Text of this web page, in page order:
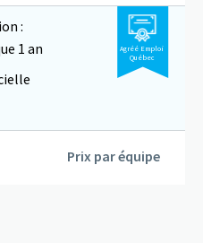
:
1 an
Agréé Emploi
Québec
Prix par équipe